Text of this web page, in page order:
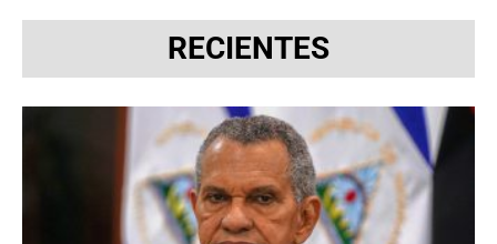
RECIENTES